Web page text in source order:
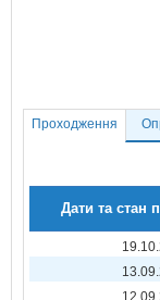
Проходження
Дати та стан